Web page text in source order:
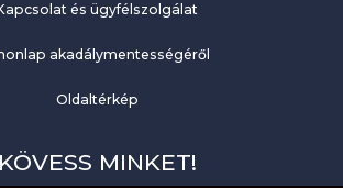
és ügyfélszolgálat
akadálymentességéről
Oldaltérkép
KÖVESS MINKET!